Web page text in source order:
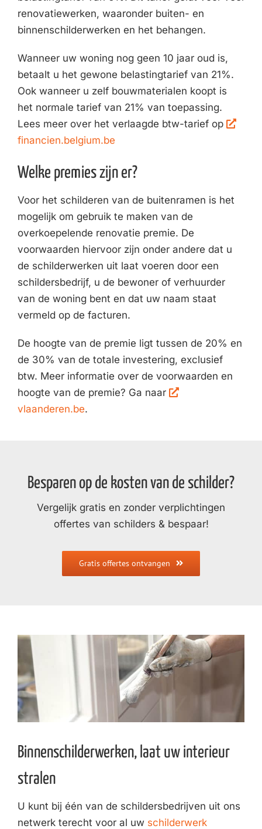
renovatiewerken, waaronder buiten- en
binnenschilderwerken en het behangen.
Wanneer uw woning nog geen 10 jaar oud is,
betaalt u het gewone belastingtarief van 21%.
Ook wanneer u zelf bouwmaterialen koopt is
het normale tarief van 21% van toepassing.
Lees meer over het verlaagde btw-tarief op
financien.belgium.be
Welke premies zijn er?
Voor het schilderen van de buitenramen is het
mogelijk om gebruik te maken van de
overkoepelende renovatie premie. De
voorwaarden hiervoor zijn onder andere dat u
de schilderwerken uit laat voeren door een
schildersbedrijf, u de bewoner of verhuurder
van de woning bent en dat uw naam staat
vermeld op de facturen.
De hoogte van de premie ligt tussen de 20% en
de 30% van de totale investering, exclusief
btw. Meer informatie over de voorwaarden en
hoogte van de premie? Ga naar
vlaanderen.be.
Besparen op de kosten van de schilder?
Vergelijk gratis en zonder verplichtingen
offertes van schilders & bespaar!
Gratis offertes ontvangen
Binnenschilderwerken, laat uw interieur
stralen
U kunt bij één van de schildersbedrijven uit ons
netwerk terecht voor al uw schilderwerk